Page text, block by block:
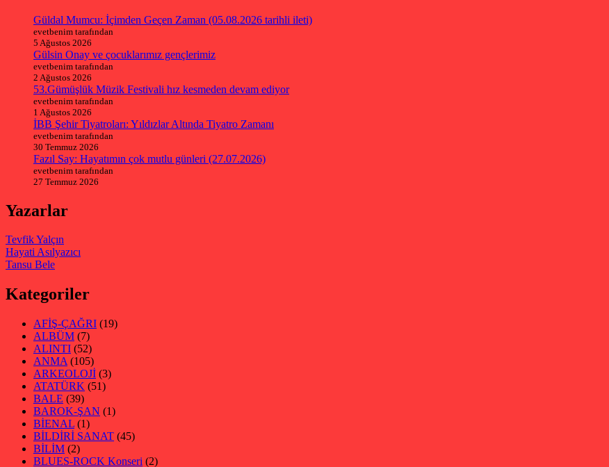
Güldal Mumcu: İçimden Geçen Zaman (05.08.2026 tarihli ileti)
evetbenim tarafından
5 Ağustos 2026
Gülsin Onay ve çocuklarımız gençlerimiz
evetbenim tarafından
2 Ağustos 2026
53.Gümüşlük Müzik Festivali hız kesmeden devam ediyor
evetbenim tarafından
1 Ağustos 2026
İBB Şehir Tiyatroları: Yıldızlar Altında Tiyatro Zamanı
evetbenim tarafından
30 Temmuz 2026
Fazıl Say: Hayatımın çok mutlu günleri (27.07.2026)
evetbenim tarafından
27 Temmuz 2026
Yazarlar
Tevfik Yalçın
Hayati Asılyazıcı
Tansu Bele
Kategoriler
AFİŞ-ÇAĞRI (19)
ALBÜM (7)
ALINTI (52)
ANMA (105)
ARKEOLOJİ (3)
ATATÜRK (51)
BALE (39)
BAROK-ŞAN (1)
BİENAL (1)
BİLDİRİ SANAT (45)
BİLİM (2)
BLUES-ROCK Konseri (2)